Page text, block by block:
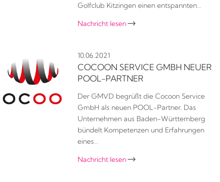
Golfclub Kitzingen einen entspannten…
Nachricht lesen 
10.06.2021
COCOON SERVICE GMBH NEUER
POOL-PARTNER
Der GMVD begrüßt die Cocoon Service
GmbH als neuen POOL-Partner. Das
Unternehmen aus Baden-Württemberg
bündelt Kompetenzen und Erfahrungen
eines…
Nachricht lesen 